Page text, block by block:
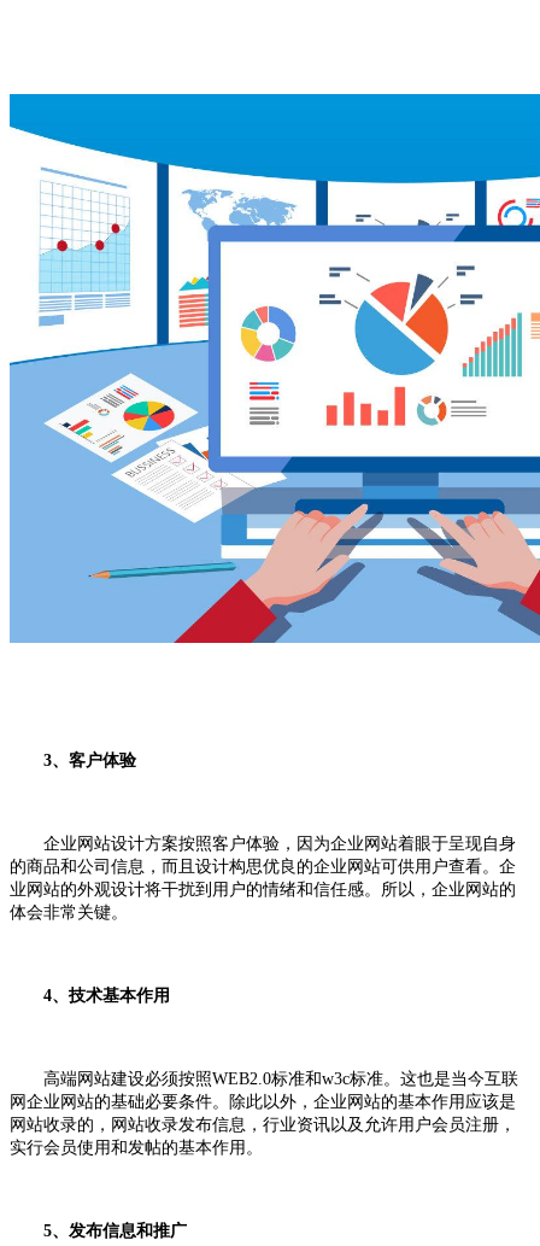
3、客户体验
企业网站设计方案按照客户体验，因为企业网站着眼于呈现自身
的商品和公司信息，而且设计构思优良的企业网站可供用户查看。企
业网站的外观设计将干扰到用户的情绪和信任感。所以，企业网站的
体会非常关键。
4、技术基本作用
高端网站建设必须按照WEB2.0标准和w3c标准。这也是当今互联
网企业网站的基础必要条件。除此以外，企业网站的基本作用应该是
网站收录的，网站收录发布信息，行业资讯以及允许用户会员注册，
实行会员使用和发帖的基本作用。
5、发布信息和推广